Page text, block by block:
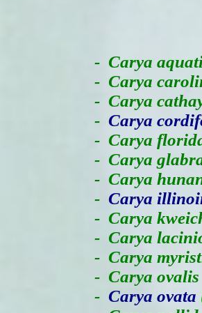
- Carya
- Carya
- Carya
- Carya
- Carya
- Carya
- Carya
- Carya
- Carya
- Carya
- Carya
- Carya ovalis
- Carya ovata